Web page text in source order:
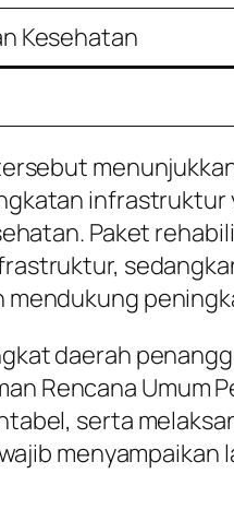
Kesehatan
Paket
daerah
Rencana Umum
serta